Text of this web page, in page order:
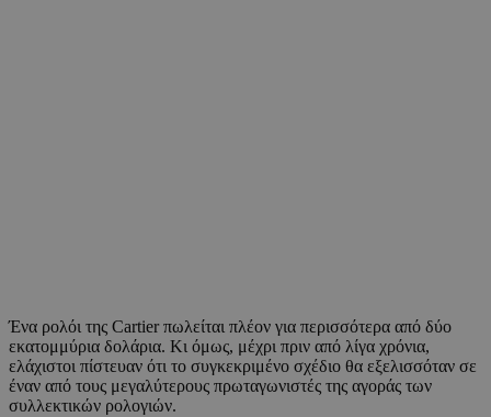
Ένα ρολόι της Cartier πωλείται πλέον για περισσότερα από δύο
εκατομμύρια δολάρια. Κι όμως, μέχρι πριν από λίγα χρόνια,
ελάχιστοι πίστευαν ότι το συγκεκριμένο σχέδιο θα εξελισσόταν σε
έναν από τους μεγαλύτερους πρωταγωνιστές της αγοράς των
συλλεκτικών ρολογιών.